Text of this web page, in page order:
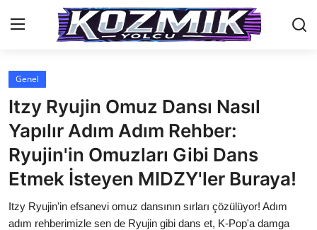
Anasayfa
Genel
İletişim
Anime Önerileri
Kore Dünyası
Genel
Itzy Ryujin Omuz Dansı Nasıl
Yapılır Adım Adım Rehber:
Ryujin'in Omuzları Gibi Dans
Etmek İsteyen MIDZY'ler Buraya!
Itzy Ryujin'in efsanevi omuz dansının sırları çözülüyor! Adım
adım rehberimizle sen de Ryujin gibi dans et, K-Pop'a damga